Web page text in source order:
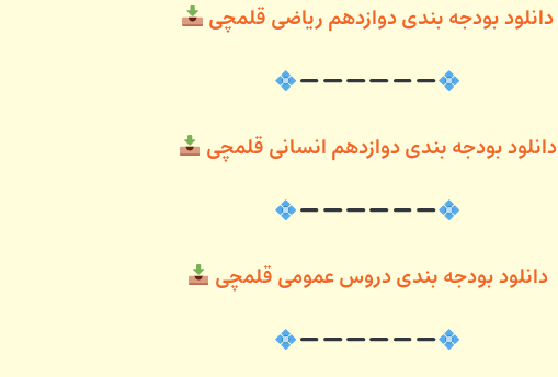
دانلود بودجه بندی دوازدهم ریاضی قلمچی
دانلود بودجه بندی دوازدهم انسانی قلمچی
دانلود بودجه بندی دروس عمومی قلمچی